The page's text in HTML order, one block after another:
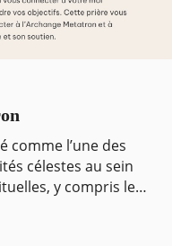
comme l’une des
célestes au sein
y compris le